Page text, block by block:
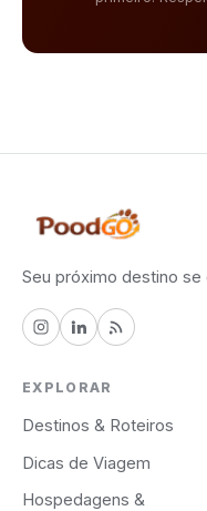
Seu próximo destino se
EXPLORAR
Destinos & Roteiros
Dicas de Viagem
Hospedagens &